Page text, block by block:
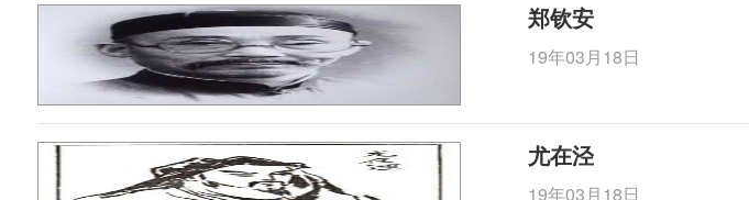
郑钦安
19年03月18日
尤在泾
19年03月18日